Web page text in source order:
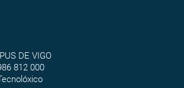
DE VIGO
812 000